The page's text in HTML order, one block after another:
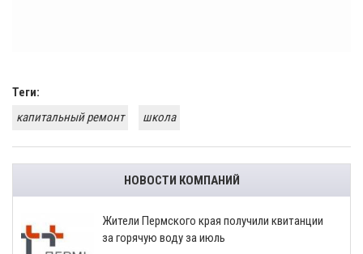
Теги:
капитальный ремонт
школа
НОВОСТИ КОМПАНИЙ
​Жители Пермского края получили квитанции
за горячую воду за июль